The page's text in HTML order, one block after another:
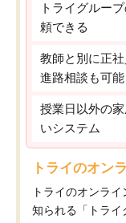
トライグルー
頼できる
教師と別に正
進路相談も可能
授業日以外の
いシステム
トライのオン
トライのオンラ
知られる「トライ